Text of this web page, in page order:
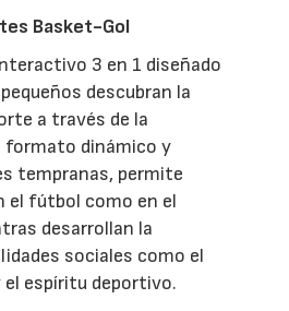
Basket-Gol
3 en 1 diseñado
descubran la
a través de la
formato dinámico y
tempranas, permite
el fútbol como en el
desarrollan la
sociales como el
el espíritu deportivo.